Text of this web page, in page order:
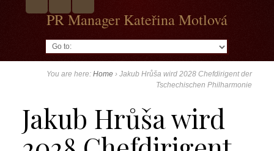
PR Manager Kateřina Motlová
You are here:Home ›Jakub Hrůša wird 2028 Chefdirigent der
Tschechischen Philharmonie
Jakub Hrůša wird